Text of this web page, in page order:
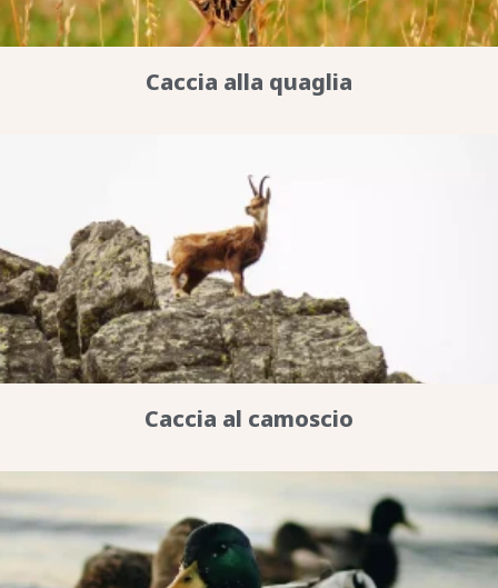
Caccia alla quaglia
Caccia al camoscio